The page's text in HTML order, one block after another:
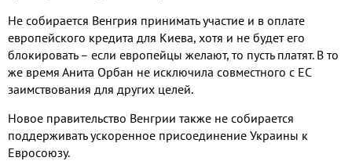
Не собирается Венгрия принимать участие и в оплате
европейского кредита для Киева, хотя и не будет его
блокировать – если европейцы желают, то пусть платят. В то
же время Анита Орбан не исключила совместного с ЕС
заимствования для других целей.
Новое правительство Венгрии также не собирается
поддерживать ускоренное присоединение Украины к
Евросоюзу.